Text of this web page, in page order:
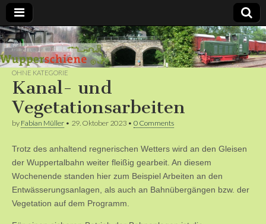
Bergische
Bahnen /
Förderverein
Wupperschiene
e.V.
OHNE KATEGORIE
Kanal- und
Vegetationsarbeiten
by Fabian Müller • 29. Oktober 2023 • 0 Comments
Trotz des anhaltend regnerischen Wetters wird an den Gleisen
der Wuppertalbahn weiter fleißig gearbeit. An diesem
Wochenende standen hier zum Beispiel Arbeiten an den
Entwässerungsanlagen, als auch an Bahnübergängen bzw. der
Vegetation auf dem Programm.